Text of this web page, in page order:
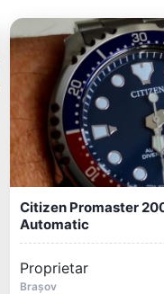
Citizen Promaster
Automatic
Proprietar
Brașov